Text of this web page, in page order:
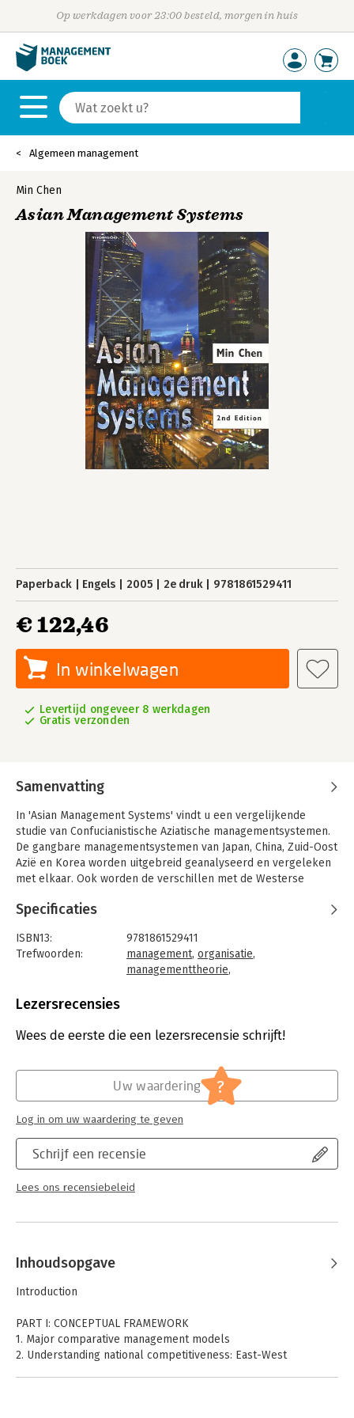
Op werkdagen voor 23:00 besteld, morgen in huis
Algemeen management
Min Chen
Asian Management Systems
Paperback Engels 2005 2e druk 9781861529411
€ 122,46
In winkelwagen
Levertijd ongeveer 8 werkdagen
Gratis verzonden
Samenvatting
In 'Asian Management Systems' vindt u een vergelijkende
studie van Confucianistische Aziatische managementsystemen.
De gangbare managementsystemen van Japan, China, Zuid-Oost
Azië en Korea worden uitgebreid geanalyseerd en vergeleken
met elkaar. Ook worden de verschillen met de Westerse
Specificaties
ISBN13:
9781861529411
Trefwoorden:
management, organisatie,
managementtheorie,
Bindwijze:
paperback
2
Hoofdrubriek:
Algemeen management
Lezersrecensies
Wees de eerste die een lezersrecensie schrijft!
Schrijf een recensie
Lees ons recensiebeleid
Uw waardering ?
Log in om uw waardering te geven
Inhoudsopgave
Introduction
PART I: CONCEPTUAL FRAMEWORK
1. Major comparative management models
2. Understanding national competitiveness: East-West